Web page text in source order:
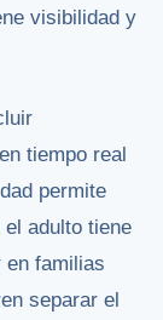
visibilidad y
tiempo real
permite
el adulto tiene
en familias
separar el